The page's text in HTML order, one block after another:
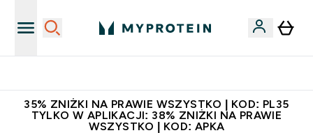
35% ZNIŻKI NA PRAWIE WSZYSTKO | KOD: PL35
TYLKO W APLIKACJI: 38% ZNIŻKI NA PRAWIE
WSZYSTKO | KOD: APKA